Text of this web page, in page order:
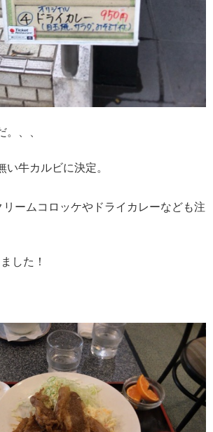
。、、
い牛カルビに決定。
ームコロッケやドライカレーなども注
した！